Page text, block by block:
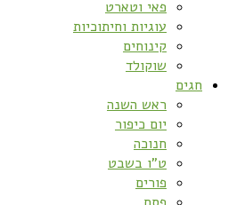
פאי וטארט
עוגיות וחיתוכיות
קינוחים
שוקולד
חגים
ראש השנה
יום כיפור
חנוכה
ט”ו בשבט
פורים